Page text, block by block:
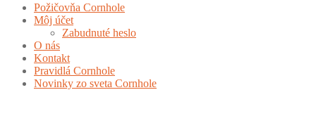
Požičovňa Cornhole
Môj účet
Zabudnuté heslo
O nás
Kontakt
Pravidlá Cornhole
Novinky zo sveta Cornhole